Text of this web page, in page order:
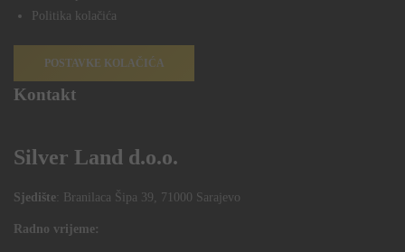
Politika kolačića
POSTAVKE KOLAČIĆA
Kontakt
Silver Land d.o.o.
Sjedište : Branilaca Šipa 39, 71000 Sarajevo
Radno vrijeme: